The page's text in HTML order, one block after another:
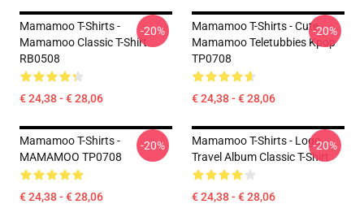
Mamamoo T-Shirts -
Mamamoo Classic T-Shirt
RB0508
€ 24,38 - € 28,06
-20%
Mamamoo T-Shirts - Cute
Mamamoo Teletubbies Kpop
TP0708
€ 24,38 - € 28,06
-20%
Mamamoo T-Shirts -
MAMAMOO TP0708
€ 24,38 - € 28,06
-20%
Mamamoo T-Shirts - Logo
Travel Album Classic T-Shirt
€ 24,38 - € 28,06
-20%